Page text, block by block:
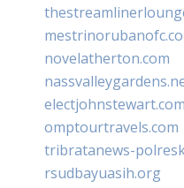
novelatherton.com
electjohnstewart.com
omptourtravels.com
tribratanews-
rsudbayuasih.org